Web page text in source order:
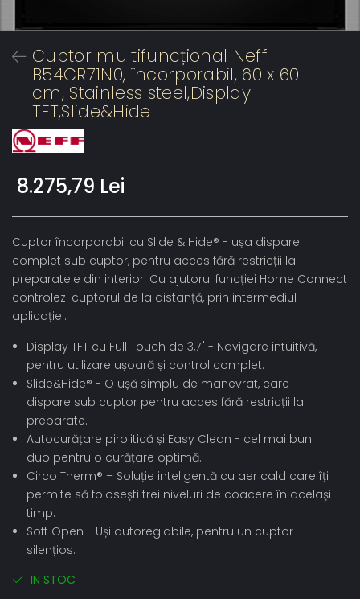
Cuptor multifuncțional Neff
B54CR71N0, încorporabil, 60 x 60
cm, Stainless steel,Display
TFT,Slide&Hide
8.275,79 Lei
Cuptor încorporabil cu Slide & Hide® - ușa dispare
complet sub cuptor, pentru acces fără restricții la
preparatele din interior. Cu ajutorul funcției Home Connect
controlezi cuptorul de la distanță, prin intermediul
aplicației.
Display TFT cu Full Touch de 3,7" - Navigare intuitivă,
pentru utilizare ușoară și control complet.
Slide&Hide® - O ușă simplu de manevrat, care
dispare sub cuptor pentru acces fără restricții la
preparate.
Autocurățare pirolitică și Easy Clean - cel mai bun
duo pentru o curățare optimă.
Circo Therm® – Soluție inteligentă cu aer cald care îți
permite să folosești trei niveluri de coacere în același
timp.
Soft Open - Uși autoreglabile, pentru un cuptor
silențios.
IN STOC